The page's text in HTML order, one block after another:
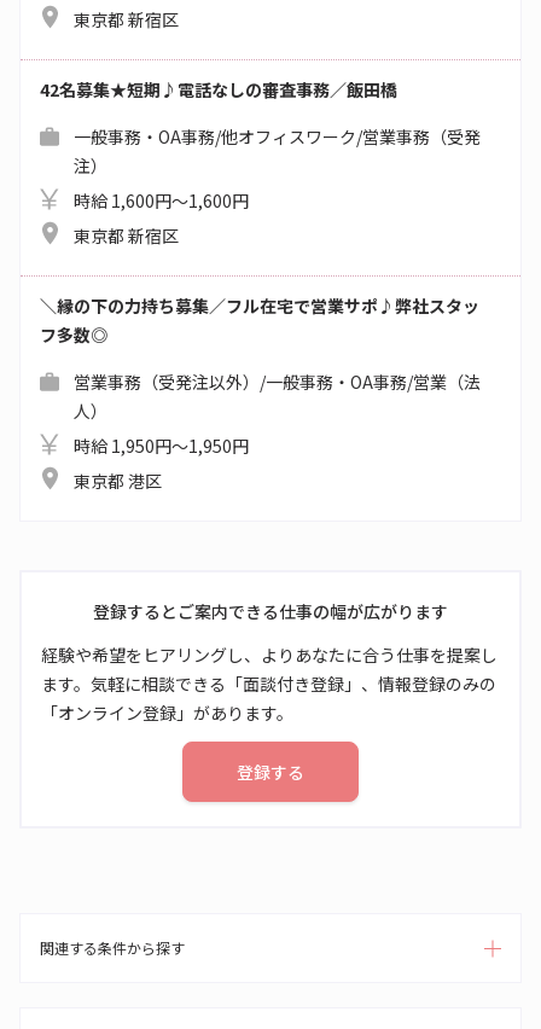
東京都 新宿区
42名募集★短期♪電話なしの審査事務／飯田橋
一般事務・OA事務/他オフィスワーク/営業事務（受発
注）
時給 1,600円～1,600円
東京都 新宿区
＼縁の下の力持ち募集／フル在宅で営業サポ♪弊社スタッ
フ多数◎
営業事務（受発注以外）/一般事務・OA事務/営業（法
人）
時給 1,950円～1,950円
東京都 港区
登録するとご案内できる仕事の幅が広がります
経験や希望をヒアリングし、よりあなたに合う仕事を提案し
ます。気軽に相談できる「面談付き登録」、情報登録のみの
「オンライン登録」があります。
登録する
関連する条件から探す